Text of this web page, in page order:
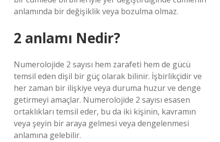
anlamında bir değişiklik veya bozulma olmaz.
2 anlamı Nedir?
Numerolojide 2 sayısı hem zarafeti hem de gücü
temsil eden dişil bir güç olarak bilinir. İşbirlikçidir ve
her zaman bir ilişkiye veya duruma huzur ve denge
getirmeyi amaçlar. Numerolojide 2 sayısı esasen
ortaklıkları temsil eder, bu da iki kişinin, kavramın
veya şeyin bir araya gelmesi veya dengelenmesi
anlamına gelebilir.